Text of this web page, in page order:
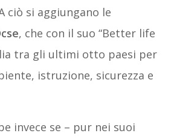
ciò si aggiungano le
, che con il suo “Better life
tra gli ultimi otto paesi per
istruzione, sicurezza e
invece se – pur nei suoi